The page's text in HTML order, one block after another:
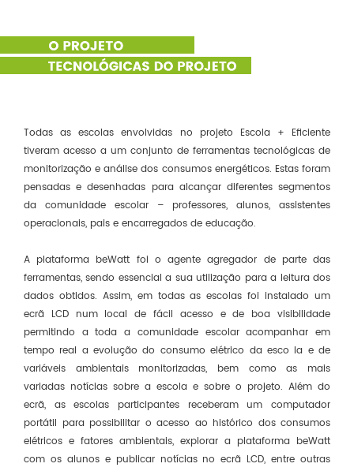
Todas as escolas envolvidas no projeto Escola + Eficiente
tiveram acesso a um conjunto de ferramentas tecnológicas de
monitorização e análise dos consumos energéticos. Estas foram
pensadas e desenhadas para alcançar diferentes segmentos
da comunidade escolar – professores, alunos, assistentes
operacionais, pais e encarregados de educação.
A plataforma beWatt foi o agente agregador de parte das
ferramentas, sendo essencial a sua utilização para a leitura dos
dados obtidos. Assim, em todas as escolas foi instalado um
ecrã LCD num local de fácil acesso e de boa visibilidade
permitindo a toda a comunidade escolar acompanhar em
tempo real a evolução do consumo elétrico da esco la e de
variáveis ambientais monitorizadas, bem como as mais
variadas notícias sobre a escola e sobre o projeto. Além do
ecrã, as escolas participantes receberam um computador
portátil para possibilitar o acesso ao histórico dos consumos
elétricos e fatores ambientais, explorar a plataforma beWatt
com os alunos e publicar notícias no ecrã LCD, entre outras